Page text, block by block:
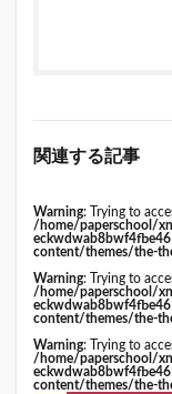
関連する記事
Warning: Trying to
/home/paperschool/
content/themes/the-
Warning: Trying to
/home/paperschool/
content/themes/the-
Warning: Trying to
/home/paperschool/
content/themes/the-